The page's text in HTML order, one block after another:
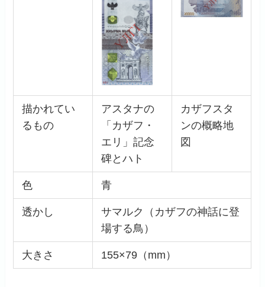
描かれてい
るもの
アスタナの
「カザフ・
エリ」記念
碑とハト
カザフスタ
ンの概略地
図
色 青
透かし
サマルク（カザフの神話に登
場する鳥）
大きさ 155×79（mm）